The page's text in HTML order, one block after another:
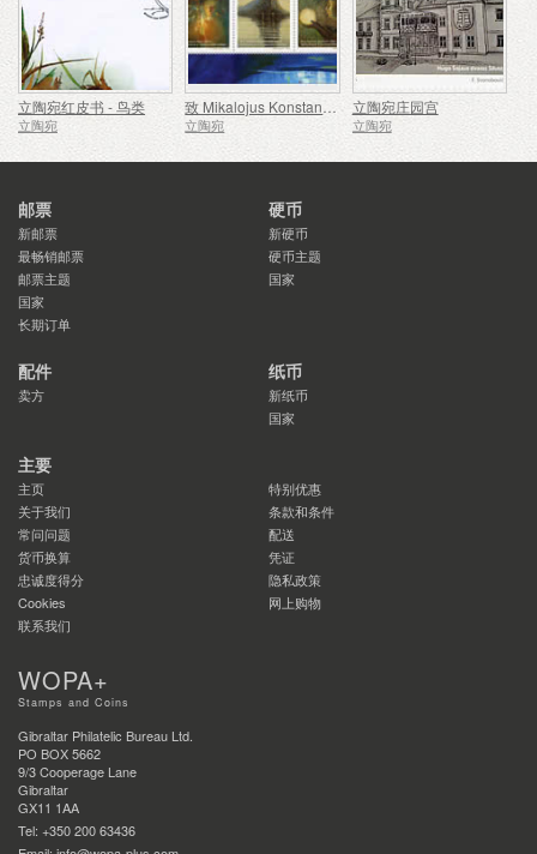
立陶宛红皮书 - 鸟类
立陶宛
致 Mikalojus Konstantinas Ciurlionis - 150
立陶宛
立陶宛庄园宫
立陶宛
邮票
新邮票
最畅销邮票
邮票主题
国家
长期订单
硬币
新硬币
硬币主题
国家
配件
卖方
纸币
新纸币
国家
主要
主页
特别优惠
关于我们
条款和条件
常问问题
配送
货币换算
凭证
忠诚度得分
隐私政策
Cookies
网上购物
联系我们
WOPA+
Stamps and Coins
Gibraltar Philatelic Bureau Ltd.
PO BOX 5662
9/3 Cooperage Lane
Gibraltar
GX11 1AA
Tel: +350 200 63436